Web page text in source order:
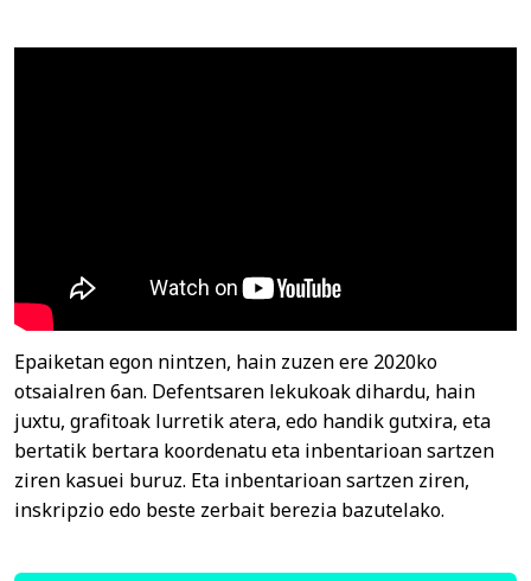
Epaiketan egon nintzen, hain zuzen ere 2020ko
otsaialren 6an. Defentsaren lekukoak dihardu, hain
juxtu, grafitoak lurretik atera, edo handik gutxira, eta
bertatik bertara koordenatu eta inbentarioan sartzen
ziren kasuei buruz. Eta inbentarioan sartzen ziren,
inskripzio edo beste zerbait berezia bazutelako.